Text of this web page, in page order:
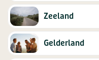
Zeeland
Gelderland